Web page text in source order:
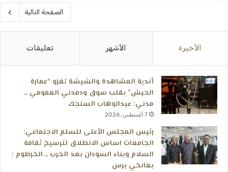
الصفحة التالية
الأخيرة الأشهر تعليقات
أندية المشاهدة والشيشة تغزو “عمارة
الحبش” بقلب سوق ودمدني العمومي ــ
مدني: عبدالوهاب السنجك
7 أغسطس، 2026
رئيس المجلس الأعلى للسلم الاجتماعي:
الجامعات اساس الانطلاق لترسيخ ثقافة
السلام وبناء السودان بعد الحرب ــ الخرطوم :
بعانخي برس